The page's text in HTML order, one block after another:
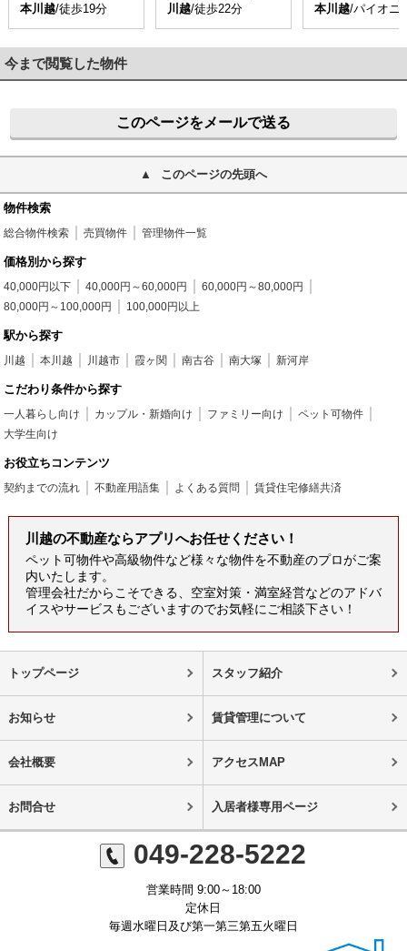
本川越/徒歩19分
川越/徒歩22分
本川越/パイオ
今まで閲覧した物件
このページをメールで送る
このページの先頭へ
物件検索
総合物件検索 売買物件 管理物件一覧
価格別から探す
40,000円以下 40,000円～60,000円
60,000円～80,000円
80,000円～100,000円
100,000円以上
駅から探す
川越 本川越 川越市 霞ヶ関 南古谷 南大塚 新河岸
こだわり条件から探す
一人暮らし向け カップル・新婚向け ファミリー向け
ペット可物件
大学生向け
お役立ちコンテンツ
契約までの流れ 不動産用語集 よくある質問 賃貸住宅修繕共済
川越の不動産ならアプリへお任せください！
ペット可物件や高級物件など様々な物件を不動産のプロがご案
内いたします。
管理会社だからこそできる、空室対策・満室経営などのアドバ
イスやサービスもございますのでお気軽にご相談下さい！
トップページ スタッフ紹介
お知らせ 賃貸管理について
会社概要 アクセスMAP
お問合せ 入居者様専用ページ
049-228-5222
営業時間 9:00～18:00
定休日
毎週水曜日及び第一第三第五火曜日